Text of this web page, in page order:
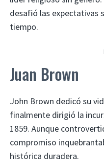
desafió las expectativas
tiempo.
Juan Brown
John Brown dedicó su
finalmente dirigió la
1859. Aunque
compromiso
histórica duradera.